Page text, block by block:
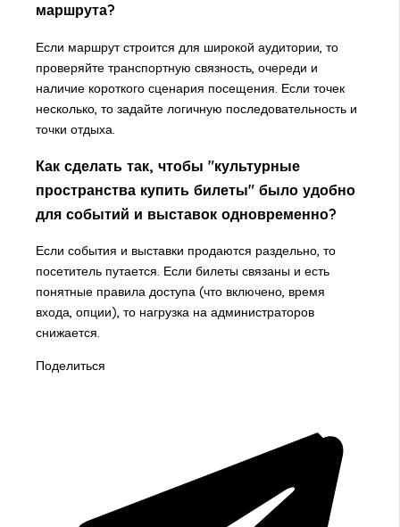
маршрута?
Если маршрут строится для широкой аудитории, то
проверяйте транспортную связность, очереди и
наличие короткого сценария посещения. Если точек
несколько, то задайте логичную последовательность и
точки отдыха.
Как сделать так, чтобы "культурные
пространства купить билеты" было удобно
для событий и выставок одновременно?
Если события и выставки продаются раздельно, то
посетитель путается. Если билеты связаны и есть
понятные правила доступа (что включено, время
входа, опции), то нагрузка на администраторов
снижается.
Поделиться